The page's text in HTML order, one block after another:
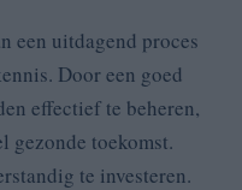
een uitdagend proces
Door een goed
effectief te beheren,
gezonde toekomst.
te investeren.